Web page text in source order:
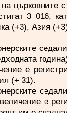
църковните
3 016,
(+3), Азия
е
(+ 31).
е